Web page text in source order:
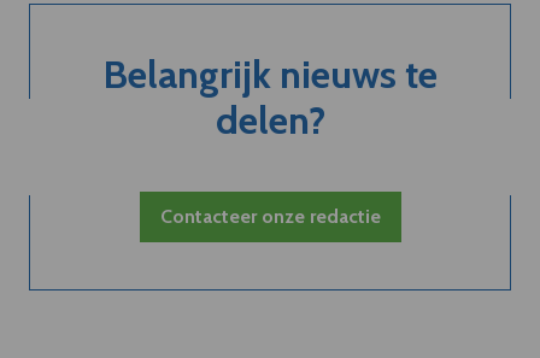
Belangrijk nieuws te
delen?
Contacteer onze redactie